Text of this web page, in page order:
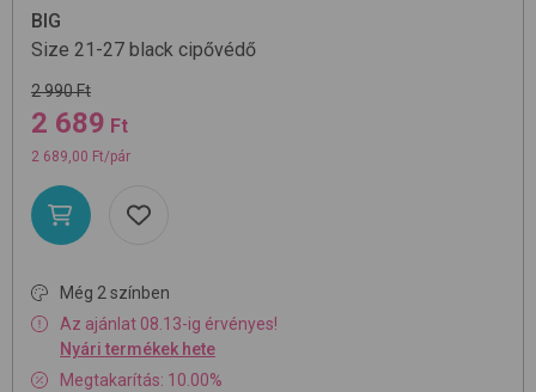
BIG
Size 21-27 black cipővédő
2 990 Ft
2 689 Ft
2 689,00 Ft/pár
Még 2 színben
Az ajánlat 08.13-ig érvényes!
Nyári termékek hete
Megtakarítás: 10.00%